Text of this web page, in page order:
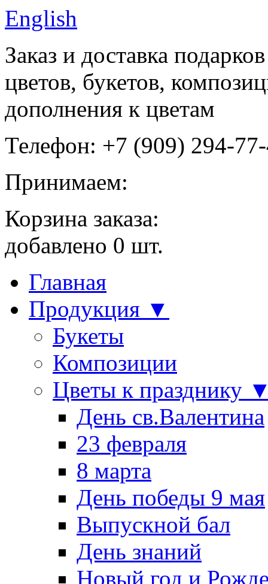
English
Заказ и доставка
цветов, букетов,
дополнения к цветам
Телефон: +7 (909) 294-
Принимаем:
Корзина заказа:
добавлено 0 шт.
Главная
Продукция ▼
Букеты
Композиции
Цветы к празднику
День св.Валентина
23 февраля
8 марта
День победы 9 мая
Выпускной бал
День знаний
Новый год и